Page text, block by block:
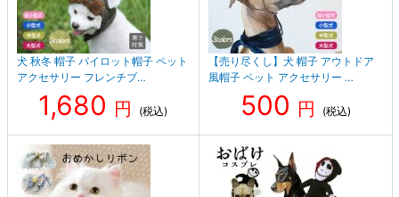
犬 秋冬 帽子 パイロット帽子 ペット
アクセサリー フレンチブ…
1,680 円 (税込)
【売り尽くし】犬 帽子 アウトドア
風帽子 ペット アクセサリー …
500 円 (税込)